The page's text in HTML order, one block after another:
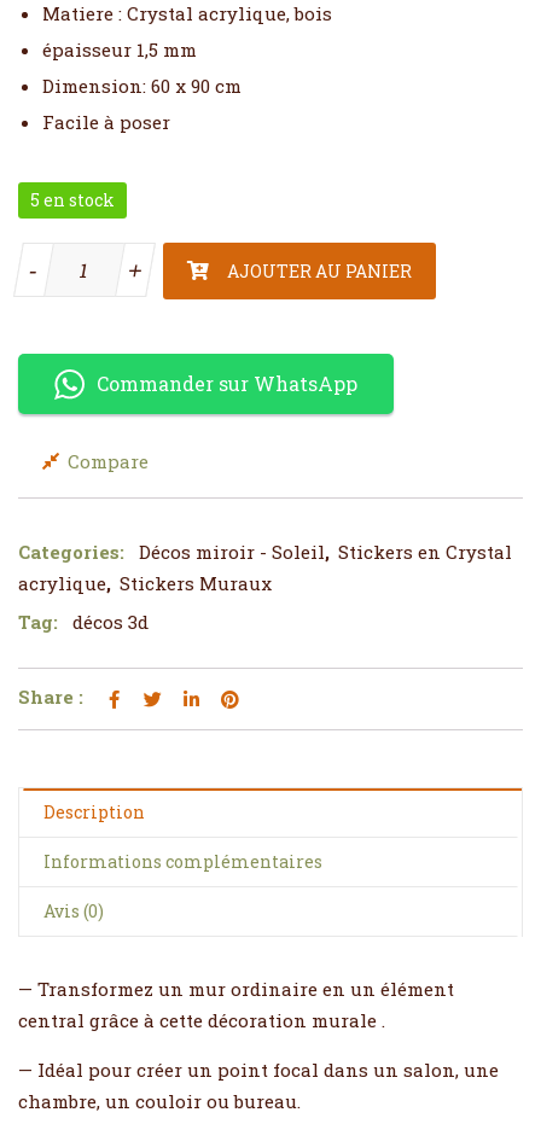
Matiere : Crystal acrylique, bois
épaisseur 1,5 mm
Dimension: 60 x 90 cm
Facile à poser
5 en stock
quantité de - déco murale dorée argenté
+
- +
- AJOUTER AU PANIER
Commander sur WhatsApp
Compare
Categories: Décos miroir - Soleil, Stickers en Crystal
acrylique, Stickers Muraux
Tag:
décos 3d
Share :
Description
Informations complémentaires
Avis (0)
— Transformez un mur ordinaire en un élément
central grâce à cette décoration murale .
— Idéal pour créer un point focal dans un salon, une
chambre, un couloir ou bureau.